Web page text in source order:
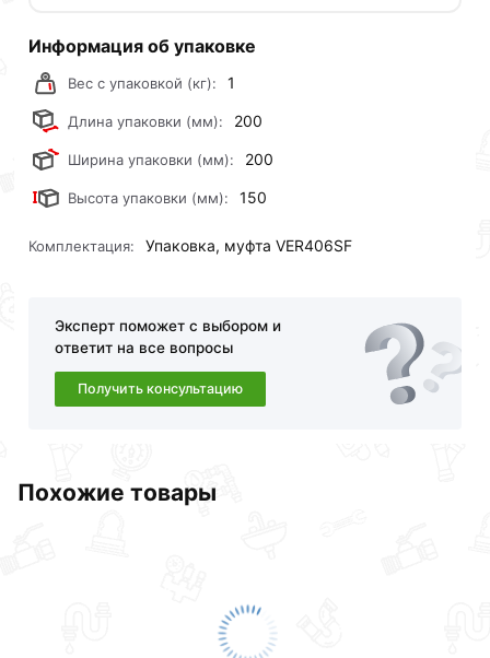
Информация об упаковке
Вес с упаковкой (кг): 1
Длина упаковки (мм): 200
Ширина упаковки (мм): 200
Высота упаковки (мм): 150
Комплектация: Упаковка, муфта VER406SF
Эксперт поможет с выбором и
ответит на все вопросы
Получить консультацию
Похожие товары